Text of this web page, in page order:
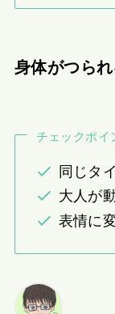
身体がつられ
チェックポイ
同じタ
大人が
表情に